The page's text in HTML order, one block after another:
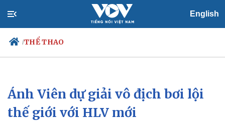
English
/THỂ THAO
Chính trị
Đảng
Tổ chức nhân sự
Xã hội
Tin 24h
Dự báo thời tiết
Ánh Viên dự giải vô địch bơi lội
thế giới với HLV mới